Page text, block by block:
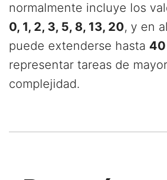
normalmente incluye los
0, 1, 2, 3, 5, 8, 13, 20, y en
puede extenderse hasta 40
representar tareas de
complejidad.